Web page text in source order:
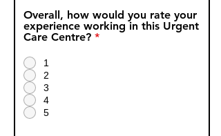
Overall, how would you rate your
experience working in this Urgent
Care Centre? *
1
2
3
4
5